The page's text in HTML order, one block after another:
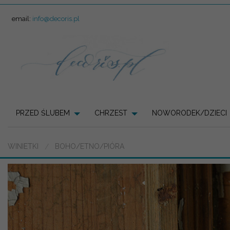
email: info@decoris.pl
PRZED ŚLUBEM CHRZEST NOWORODEK/DZIECI
WINIETKI BOHO/ETNO/PIÓRA